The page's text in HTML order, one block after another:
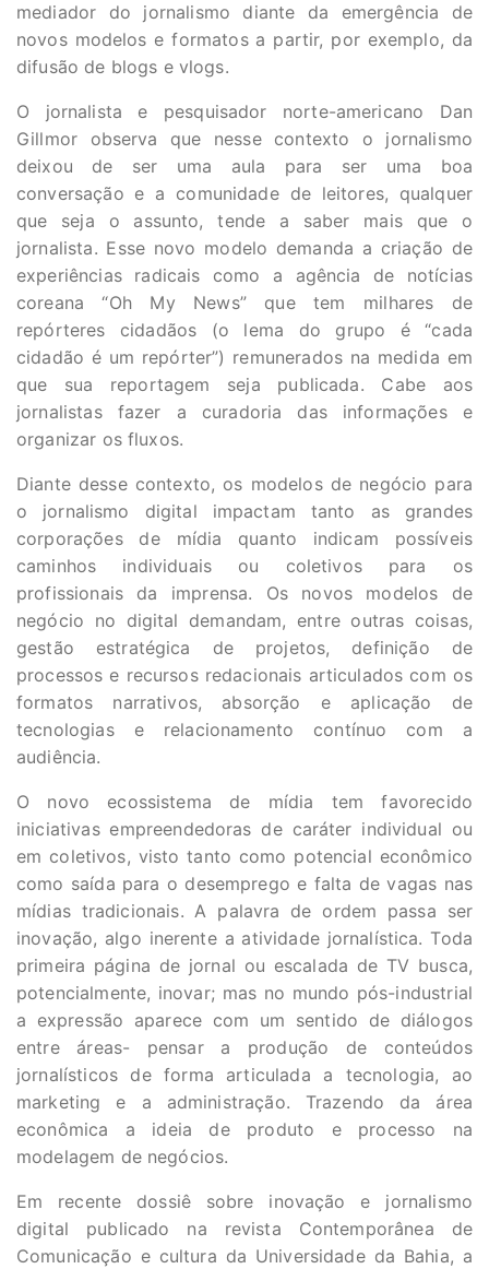
mediador do jornalismo diante da emergência de
novos modelos e formatos a partir, por exemplo, da
difusão de blogs e vlogs.
O jornalista e pesquisador norte-americano Dan
Gillmor observa que nesse contexto o jornalismo
deixou de ser uma aula para ser uma boa
conversação e a comunidade de leitores, qualquer
que seja o assunto, tende a saber mais que o
jornalista. Esse novo modelo demanda a criação de
experiências radicais como a agência de notícias
coreana “Oh My News” que tem milhares de
repórteres cidadãos (o lema do grupo é “cada
cidadão é um repórter”) remunerados na medida em
que sua reportagem seja publicada. Cabe aos
jornalistas fazer a curadoria das informações e
organizar os fluxos.
Diante desse contexto, os modelos de negócio para
o jornalismo digital impactam tanto as grandes
corporações de mídia quanto indicam possíveis
caminhos individuais ou coletivos para os
profissionais da imprensa. Os novos modelos de
negócio no digital demandam, entre outras coisas,
gestão estratégica de projetos, definição de
processos e recursos redacionais articulados com os
formatos narrativos, absorção e aplicação de
tecnologias e relacionamento contínuo com a
audiência.
O novo ecossistema de mídia tem favorecido
iniciativas empreendedoras de caráter individual ou
em coletivos, visto tanto como potencial econômico
como saída para o desemprego e falta de vagas nas
mídias tradicionais. A palavra de ordem passa ser
inovação, algo inerente a atividade jornalística. Toda
primeira página de jornal ou escalada de TV busca,
potencialmente, inovar; mas no mundo pós-industrial
a expressão aparece com um sentido de diálogos
entre áreas- pensar a produção de conteúdos
jornalísticos de forma articulada a tecnologia, ao
marketing e a administração. Trazendo da área
econômica a ideia de produto e processo na
modelagem de negócios.
Em recente dossiê sobre inovação e jornalismo
digital publicado na revista Contemporânea de
Comunicação e cultura da Universidade da Bahia, a